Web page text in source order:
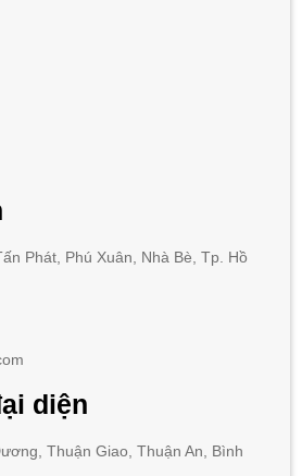
Phát, Phú Xuân, Nhà Bè, Tp. Hồ
diện
Thuận Giao, Thuận An, Bình